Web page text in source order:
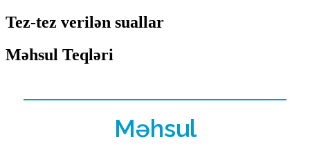
Tez-tez verilən suallar
Məhsul Teqləri
Məhsul